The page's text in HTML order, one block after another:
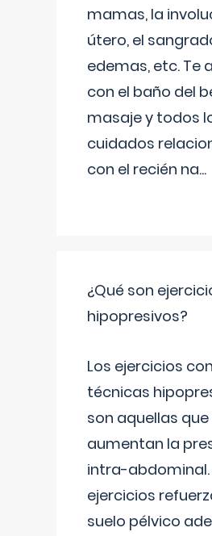
mamas, la
útero, el
edemas, etc. Te
con el baño del
masaje y todos
cuidados
con el recién na...
¿Qué son
hipopresivos?
Los ejercicios con
técnicas
son aquellas que
aumentan la
intra-abdominal.
ejercicios
suelo pélvico